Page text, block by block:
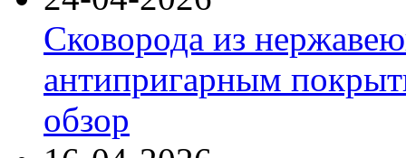
Сковорода из
антипригарным
обзор